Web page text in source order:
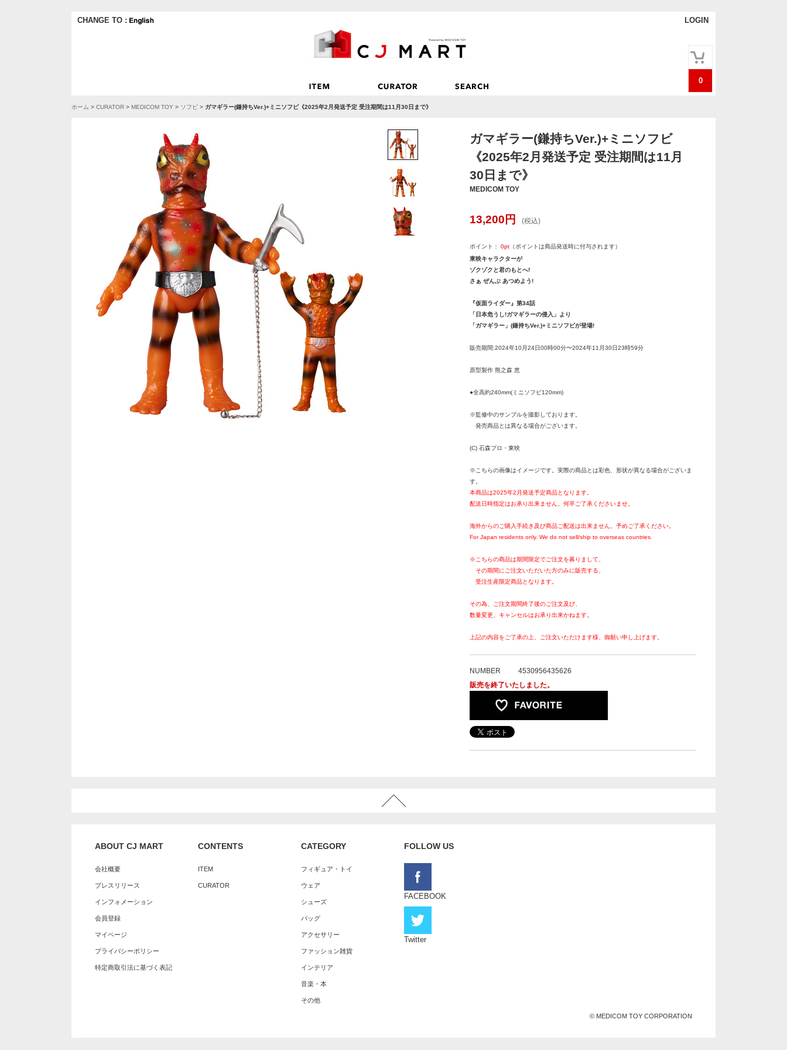
CHANGE TO : LOGIN
0
ホーム > CURATOR > MEDICOM TOY > ソフビ > ガマギラー(鎌持ちVer.)+ミニソフビ《2025年2月発送予定 受注期間は11月30日まで》
ガマギラー(鎌持ちVer.)+ミニソフビ
《2025年2月発送予定 受注期間は11月
30日まで》
MEDICOM TOY
13,200 円 (税込)
ポイント： 0pt （ポイントは商品発送時に付与されます）
東映キャラクターが
ゾクゾクと君のもとへ!
さぁ ぜんぶ あつめよう!
『仮面ライダー』第34話
「日本危うし!ガマギラーの侵入」より
「ガマギラー」(鎌持ちVer.)+ミニソフビが登場!
販売期間:2024年10月24日00時00分〜2024年11月30日23時59分
原型製作 熊之森 恵
●全高約240mm(ミニソフビ120mm)
※監修中のサンプルを撮影しております。
発売商品とは異なる場合がございます。
(C) 石森プロ・東映
※こちらの画像はイメージです。実際の商品とは彩色、形状が異なる場合がございま
す。
本商品は2025年2月発送予定商品となります。
配送日時指定はお承り出来ません。何卒ご了承くださいませ。
海外からのご購入手続き及び商品ご配送は出来ません。予めご了承ください。
For Japan residents only. We do not sell/ship to overseas countries.
※こちらの商品は期間限定でご注文を募りまして、
その期間にご注文いただいた方のみに販売する、
受注生産限定商品となります。
その為、ご注文期間終了後のご注文及び、
数量変更、キャンセルはお承り出来かねます。
上記の内容をご了承の上、ご注文いただけます様、御願い申し上げます。
NUMBER
4530956435626
販売を終了いたしました。
ABOUT CJ MART
会社概要
プレスリリース
インフォメーション
会員登録
マイページ
プライバシーポリシー
特定商取引法に基づく表記
CONTENTS
ITEM
CURATOR
CATEGORY
フィギュア・トイ
ウェア
シューズ
バッグ
アクセサリー
ファッション雑貨
インテリア
音楽・本
その他
FOLLOW US
FACEBOOK
Twitter
© MEDICOM TOY CORPORATION